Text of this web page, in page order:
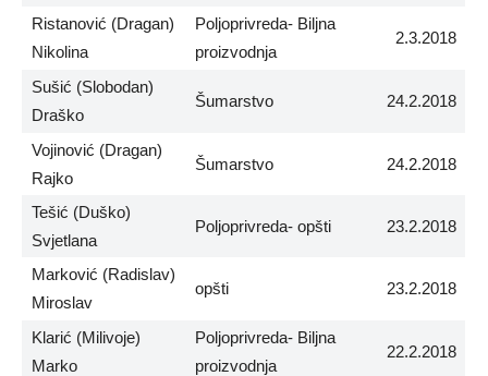
Ristanović (Dragan)
Nikolina
Poljoprivreda- Biljna
proizvodnja
2.3.2018
Sušić (Slobodan)
Draško
Šumarstvo 24.2.2018
Vojinović (Dragan)
Rajko
Šumarstvo 24.2.2018
Tešić (Duško)
Svjetlana
Poljoprivreda- opšti 23.2.2018
Marković (Radislav)
Miroslav
opšti 23.2.2018
Klarić (Milivoje)
Marko
Poljoprivreda- Biljna
proizvodnja
22.2.2018